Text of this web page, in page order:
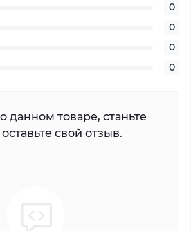
0
0
0
0
данном товаре, станьте
свой отзыв.